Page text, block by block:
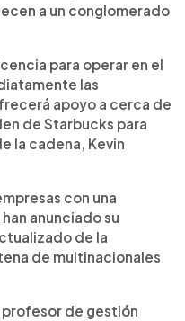
a un conglomerado
para operar en el
las
apoyo a cerca de
de Starbucks para
la cadena, Kevin
con una
anunciado su
de la
de multinacionales
de gestión